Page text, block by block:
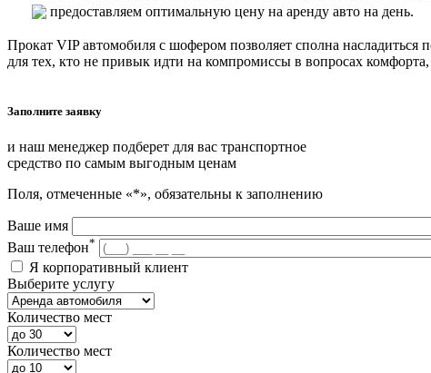
предоставляем оптимальную цену на аренду авто на день.
Прокат VIP автомобиля с шофером позволяет сполна насладиться
для тех, кто не привык идти на компромиссы в вопросах
Заполните заявку
и наш менеджер подберет для вас транспортное
средство по самым выгодным ценам
Поля, отмеченные «*», обязательны к заполнению
Ваше имя
Ваш телефон*
Я корпоративный клиент
Выберите услугу
Количество мест
Количество мест